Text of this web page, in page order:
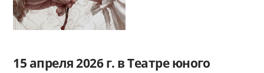
15 апреля 2026 г. в Театре юного